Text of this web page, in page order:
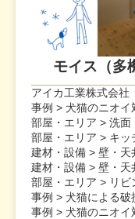
モイス（多
アイカ工業株式会社
事例 > 犬猫のニオイ
部屋・エリア > 洗面
部屋・エリア > キッ
建材・設備 > 壁・天
建材・設備 > 壁・天
部屋・エリア > リビ
事例 > 犬猫による破
事例 > 犬猫のニオイ